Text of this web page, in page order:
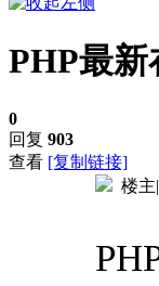
PHP最新
0
回复 903
查看 [复制链接]
楼主|